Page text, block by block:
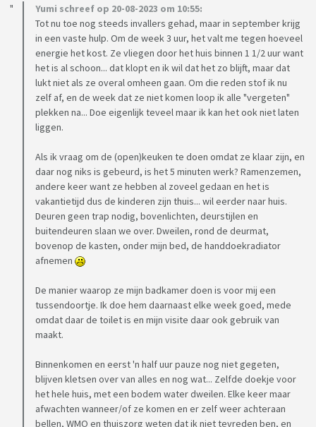
Yumi schreef op 20-08-2023 om 10:55:
Tot nu toe nog steeds invallers gehad, maar in september krijg
in een vaste hulp. Om de week 3 uur, het valt me tegen hoeveel
energie het kost. Ze vliegen door het huis binnen 1 1/2 uur want
het is al schoon... dat klopt en ik wil dat het zo blijft, maar dat
lukt niet als ze overal omheen gaan. Om die reden stof ik nu
zelf af, en de week dat ze niet komen loop ik alle "vergeten"
plekken na... Doe eigenlijk teveel maar ik kan het ook niet laten
liggen.
Als ik vraag om de (open)keuken te doen omdat ze klaar zijn, en
daar nog niks is gebeurd, is het 5 minuten werk? Ramenzemen,
andere keer want ze hebben al zoveel gedaan en het is
vakantietijd dus de kinderen zijn thuis... wil eerder naar huis.
Deuren geen trap nodig, bovenlichten, deurstijlen en
buitendeuren slaan we over. Dweilen, rond de deurmat,
bovenop de kasten, onder mijn bed, de handdoekradiator
afnemen
De manier waarop ze mijn badkamer doen is voor mij een
tussendoortje. Ik doe hem daarnaast elke week goed, mede
omdat daar de toilet is en mijn visite daar ook gebruik van
maakt.
Binnenkomen en eerst 'n half uur pauze nog niet gegeten,
blijven kletsen over van alles en nog wat... Zelfde doekje voor
het hele huis, met een bodem water dweilen. Elke keer maar
afwachten wanneer/of ze komen en er zelf weer achteraan
bellen, WMO en thuiszorg weten dat ik niet tevreden ben, en